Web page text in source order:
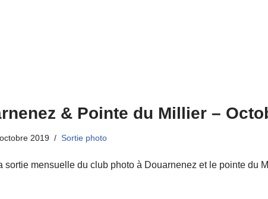
& Pointe du Millier –
2019 Sortie photo
sortie mensuelle du club photo à Douarnenez et le pointe du